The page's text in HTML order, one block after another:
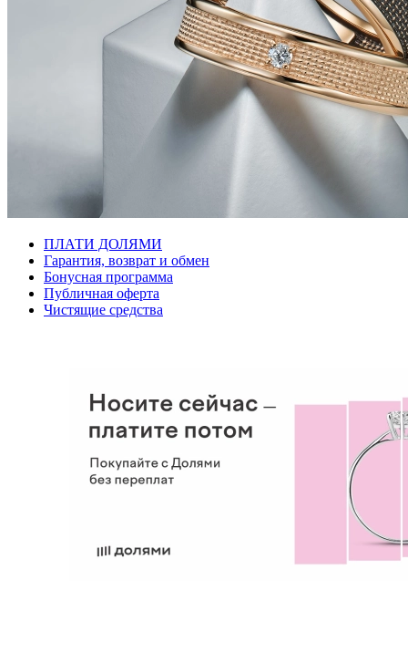
ПЛАТИ ДОЛЯМИ
Гарантия, возврат и обмен
Бонусная программа
Публичная оферта
Чистящие средства